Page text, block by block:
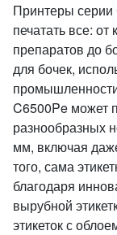
Принтеры серии
печатать все:
препаратов до
для бочек,
C6500Pe может
разнообразных
мм, включая
того, сама
благодаря
вырубной
этикеток с